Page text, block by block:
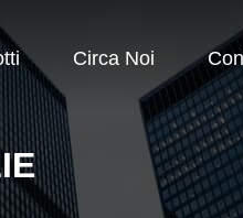
Circa Noi